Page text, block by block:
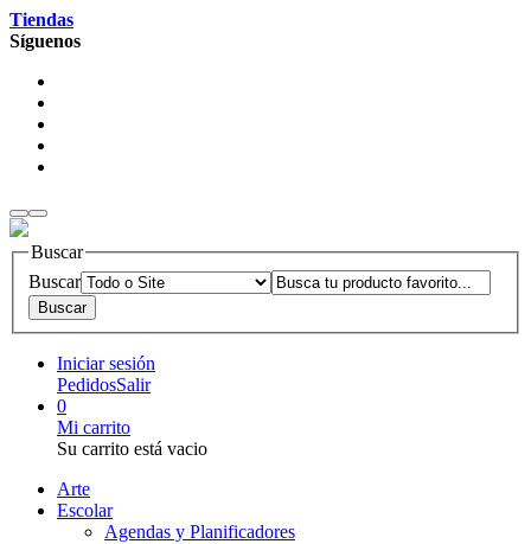
Tiendas
Síguenos
Buscar
Buscar
Iniciar sesión
PedidosSalir
0
Mi carrito
Su carrito está vacio
Arte
Escolar
Agendas y Planificadores